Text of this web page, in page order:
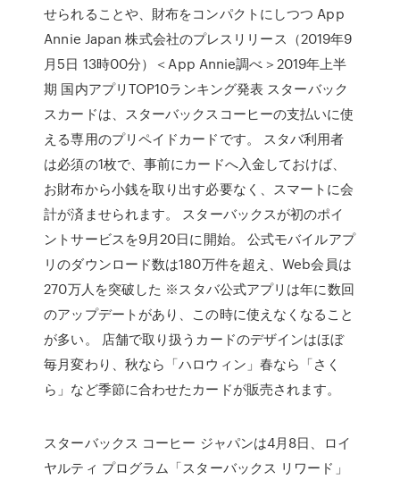
せられることや、財布をコンパクトにしつつ App
Annie Japan 株式会社のプレスリリース（2019年9
月5日 13時00分）＜App Annie調べ＞2019年上半
期 国内アプリTOP10ランキング発表 スターバック
スカードは、スターバックスコーヒーの支払いに使
える専用のプリペイドカードです。 スタバ利用者
は必須の1枚で、事前にカードへ入金しておけば、
お財布から小銭を取り出す必要なく、スマートに会
計が済ませられます。 スターバックスが初のポイ
ントサービスを9月20日に開始。 公式モバイルアプ
リのダウンロード数は180万件を超え、Web会員は
270万人を突破した ※スタバ公式アプリは年に数回
のアップデートがあり、この時に使えなくなること
が多い。 店舗で取り扱うカードのデザインはほぼ
毎月変わり、秋なら「ハロウィン」春なら「さく
ら」など季節に合わせたカードが販売されます。
スターバックス コーヒー ジャパンは4月8日、ロイ
ヤルティ プログラム「スターバックス リワード」